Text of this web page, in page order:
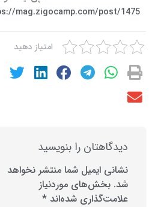
mag.zigocamp.com/post/1475
امتیاز دهید
دیدگاهتان را بنویسید
نشانی ایمیل شما منتشر نخواهد
شد. بخش‌های موردنیاز
علامت‌گذاری شده‌اند *